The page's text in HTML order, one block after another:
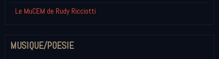
Le MuCEM de Rudy Ricciotti
MUSIQUE/POESIE